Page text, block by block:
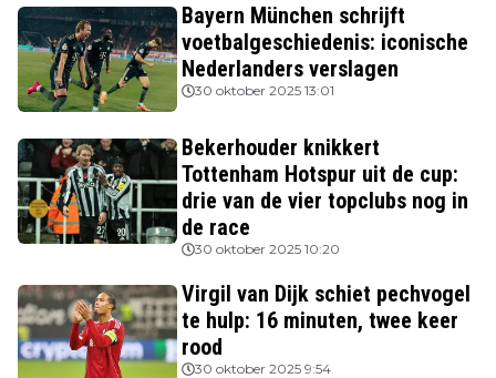
Bayern München schrijft
voetbalgeschiedenis: iconische
Nederlanders verslagen
30 oktober 2025 13:01
Bekerhouder knikkert
Tottenham Hotspur uit de cup:
drie van de vier topclubs nog in
de race
30 oktober 2025 10:20
Virgil van Dijk schiet pechvogel
te hulp: 16 minuten, twee keer
rood
30 oktober 2025 9:54